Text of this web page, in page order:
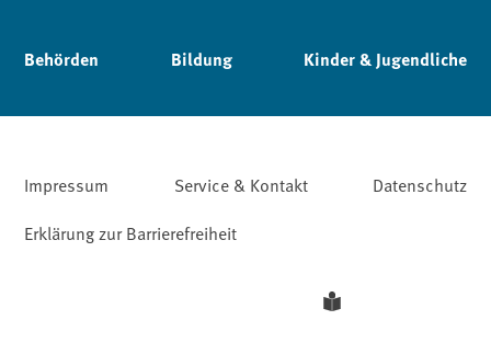
Behörden Bildung Kinder & Jugendliche
Impressum Service & Kontakt
Datenschutz
Erklärung zur Barrierefreiheit